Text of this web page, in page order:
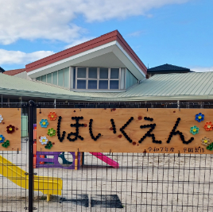
選ばれる理由
ニュース
採用情報
English